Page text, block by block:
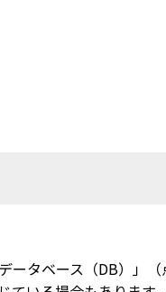
タベース（DB）」